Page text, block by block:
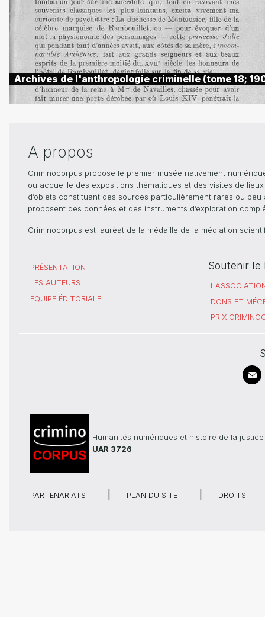
Archives de l'anthropologie criminelle (tome 18;
A propos
Criminocorpus propose le premier musée nativement
ou accueille des expositions thématiques et des visites de
d’objets constituant des sources particulièrement rares ou
proposent des données et des instruments d’exploration
Criminocorpus est lauréat de la médaille de la médiation
PRÉSENTATION
LES AUTEURS
ÉQUIPE ÉDITORIALE
Soutenir le
DONS ET
PRIX
Humanités numériques et histoire de la justice
UAR 3726
PARTENARIATS PLAN DU SITE DROITS